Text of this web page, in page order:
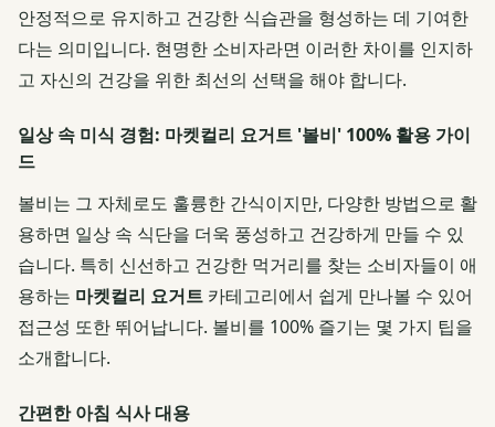
안정적으로 유지하고 건강한 식습관을 형성하는 데 기여한
다는 의미입니다. 현명한 소비자라면 이러한 차이를 인지하
고 자신의 건강을 위한 최선의 선택을 해야 합니다.
일상 속 미식 경험: 마켓컬리 요거트 '볼비' 100% 활용 가이
드
볼비는 그 자체로도 훌륭한 간식이지만, 다양한 방법으로 활
용하면 일상 속 식단을 더욱 풍성하고 건강하게 만들 수 있
습니다. 특히 신선하고 건강한 먹거리를 찾는 소비자들이 애
용하는 마켓컬리 요거트 카테고리에서 쉽게 만나볼 수 있어
접근성 또한 뛰어납니다. 볼비를 100% 즐기는 몇 가지 팁을
소개합니다.
간편한 아침 식사 대용